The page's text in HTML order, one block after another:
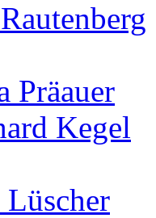
Präauer
Kegel
Lüscher